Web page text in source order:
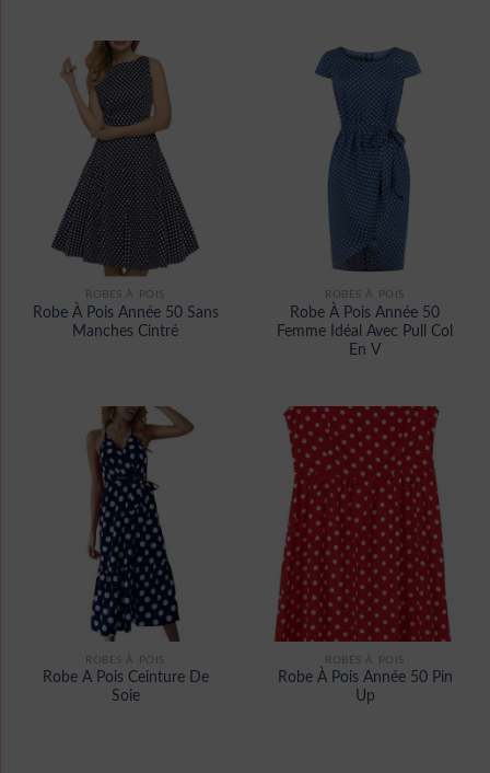
ROBES À POIS
Robe À Pois Année 50 Sans
Manches Cintré
ROBES À POIS
Robe À Pois Année 50
Femme Idéal Avec Pull Col
En V
ROBES À POIS
Robe A Pois Ceinture De
Soie
ROBES À POIS
Robe À Pois Année 50 Pin
Up